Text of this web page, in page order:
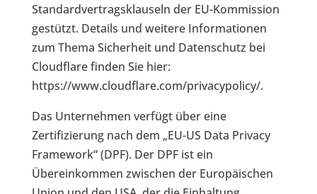
Standardvertragsklauseln der EU-Kommission
gestützt. Details und weitere Informationen
zum Thema Sicherheit und Datenschutz bei
Cloudflare finden Sie hier:
https://www.cloudflare.com/privacypolicy/.
Das Unternehmen verfügt über eine
Zertifizierung nach dem „EU-US Data Privacy
Framework“ (DPF). Der DPF ist ein
Übereinkommen zwischen der Europäischen